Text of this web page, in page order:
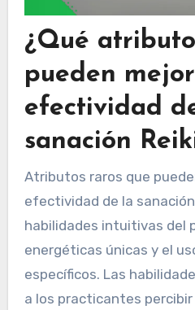
¿Qué
pueden
efectividad
sanación
Atributos raros que
efectividad de la
habilidades intuitivas del
energéticas únicas y el
específicos. Las
a los practicantes percibir